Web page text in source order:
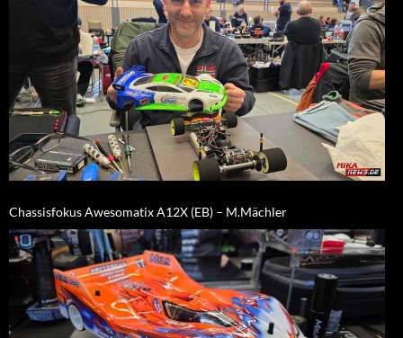
Chassisfokus Awesomatix A12X (EB) – M.Mächler